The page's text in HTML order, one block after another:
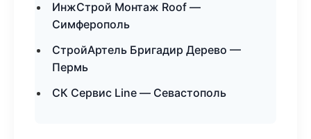
ИнжСтрой Монтаж Roof —
Симферополь
СтройАртель Бригадир Дерево —
Пермь
СК Сервис Line — Севастополь